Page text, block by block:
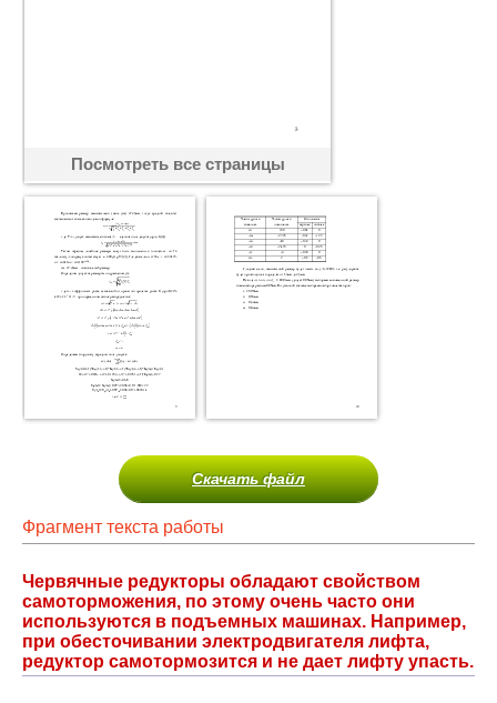
Посмотреть все страницы
Скачать файл
Фрагмент текста работы
Червячные редукторы обладают свойством
самоторможения, по этому очень часто они
используются в подъемных машинах. Например,
при обесточивании электродвигателя лифта,
редуктор самотормозится и не дает лифту упасть.